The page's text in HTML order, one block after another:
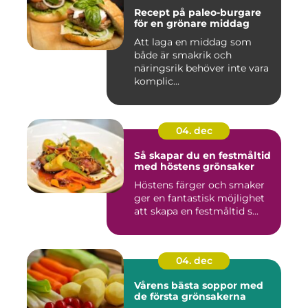
Recept på paleo-burgare
för en grönare middag
Att laga en middag som
både är smakrik och
näringsrik behöver inte vara
komplic...
04. dec
Så skapar du en festmåltid
med höstens grönsaker
Höstens färger och smaker
ger en fantastisk möjlighet
att skapa en festmåltid s...
04. dec
Vårens bästa soppor med
de första grönsakerna